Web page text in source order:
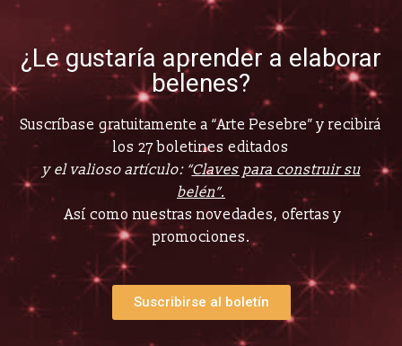
¿Le gustaría aprender a elaborar
belenes?
Suscríbase gratuitamente a “Arte Pesebre” y recibirá
los 27 boletines editados
y el valioso artículo: “Claves para construir su
belén”.
Así como nuestras novedades, ofertas y
promociones.
Suscribirse al boletín